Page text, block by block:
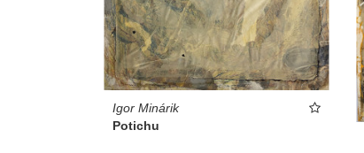
Igor Minárik
Potichu